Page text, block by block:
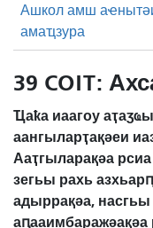
Ашкол амш
амаҵзура
39 COIT:
Ҵаҟа иаагоу
аангыларҭақәеи
Ааҭгыларақәа
зегьы рахь
адыррақәа,
аԥааимбаражәақәа